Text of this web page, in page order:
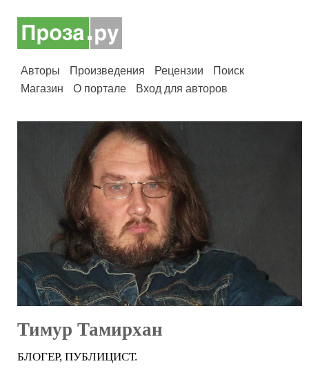
Авторы Произведения Рецензии
Поиск
Магазин
О портале Вход для авторов
Тимур Тамирхан
БЛОГЕР, ПУБЛИЦИСТ.